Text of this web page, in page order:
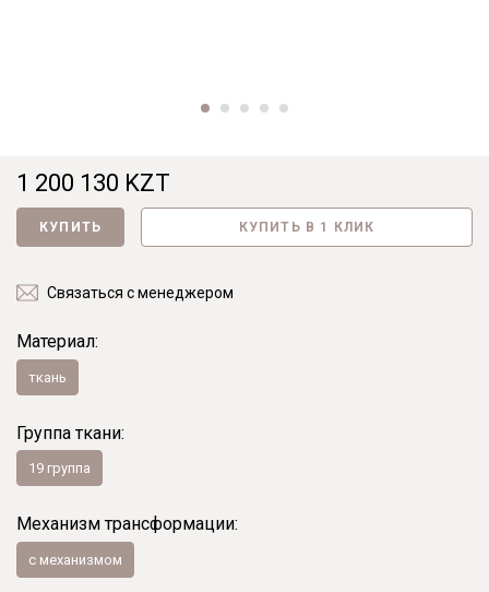
1 200 130 KZT
КУПИТЬ КУПИТЬ В 1 КЛИК
Связаться с менеджером
Материал:
ткань
Группа ткани:
19 группа
Механизм трансформации:
с механизмом